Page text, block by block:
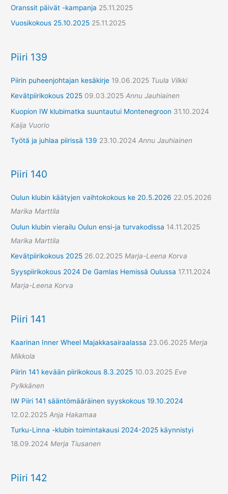
Oranssit päivät -kampanja 25.11.2025
Vuosikokous 25.10.2025 25.11.2025
Piiri 139
Piirin puheenjohtajan kesäkirje 19.06.2025 Tuula Vilkki
Kevätpiirikokous 2025 09.03.2025 Annu Jauhiainen
Kuopion IW klubimatka suuntautui Montenegroon 31.10.2024
Kaija Vuorio
Työtä ja juhlaa piirissä 139 23.10.2024 Annu Jauhiainen
Piiri 140
Oulun klubin käätyjen vaihtokokous ke 20.5.2026 22.05.2026
Marika Marttila
Oulun klubin vierailu Oulun ensi-ja turvakodissa 14.11.2025
Marika Marttila
Kevätpiirikokous 2025 26.02.2025 Marja-Leena Korva
Syyspiirikokous 2024 De Gamlas Hemissä Oulussa 17.11.2024
Marja-Leena Korva
Piiri 141
Kaarinan Inner Wheel Majakkasairaalassa 23.06.2025 Merja
Mikkola
Piirin 141 kevään piirikokous 8.3.2025 10.03.2025 Eve
Pylkkänen
IW Piiri 141 sääntömääräinen syyskokous 19.10.2024
12.02.2025 Anja Hakamaa
Turku-Linna -klubin toimintakausi 2024-2025 käynnistyi
18.09.2024 Merja Tiusanen
Piiri 142